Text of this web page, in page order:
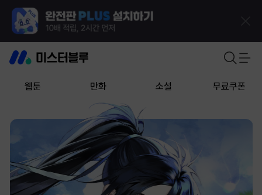
웹툰 만화 소설 무료쿠폰